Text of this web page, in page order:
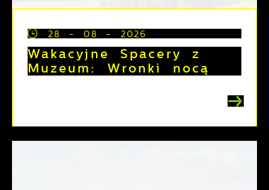
28 - 08 - 2026
Wakacyjne Spacery z
Muzeum: Wronki nocą